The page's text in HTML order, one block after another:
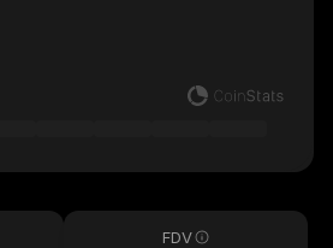
FDV